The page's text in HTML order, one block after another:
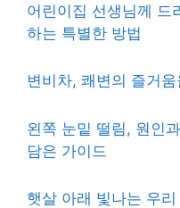
어린이집 선생님께 드
하는 특별한 방법
변비차, 쾌변의 즐거
왼쪽 눈밑 떨림, 원인
담은 가이드
햇살 아래 빛나는 우